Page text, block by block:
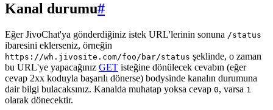
Kanal durumu#
Eğer JivoChat'ya gönderdiğiniz istek URL'lerinin sonuna /status
ibaresini eklerseniz, örneğin
https://wh.jivosite.com/foo/bar/status şeklinde, o zaman
bu URL'ye yapacağınız GET isteğine dönülecek cevabın (eğer
cevap 2xx koduyla başarılı dönerse) bodysinde kanalın durumuna
dair bilgi bulacaksınız. Kanalda muhatap yoksa cevap 0, varsa 1
olarak dönecektir.